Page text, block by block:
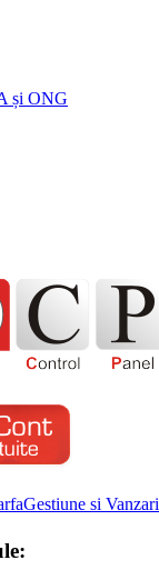
și ONG
Gestiune si Vanzari